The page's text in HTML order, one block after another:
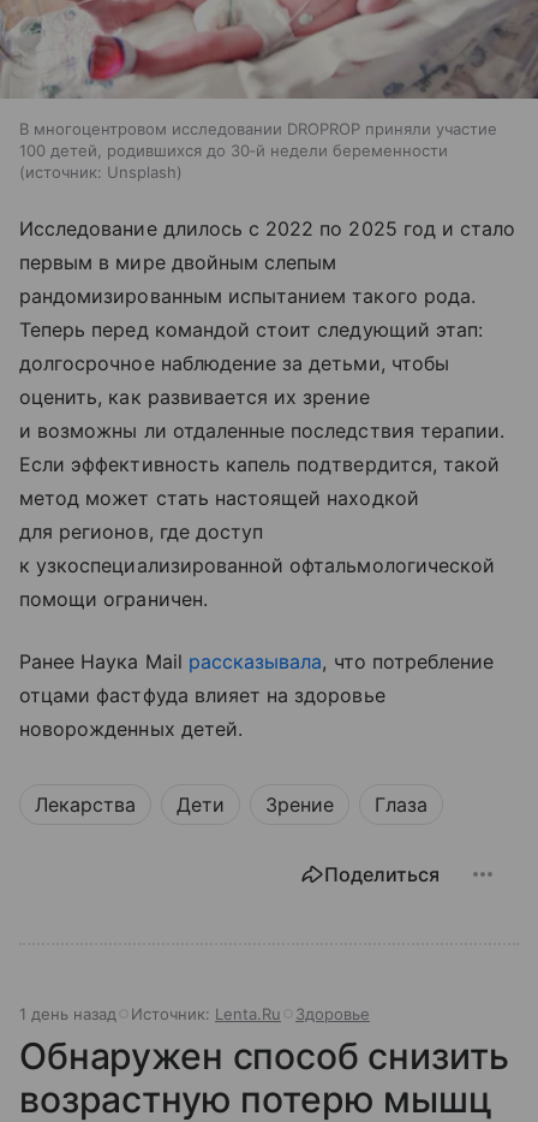
В многоцентровом исследовании DROPROP приняли участие
100 детей, родившихся до 30‑й недели беременности
источник: Unsplash
Исследование длилось с 2022 по 2025 год и стало
первым в мире двойным слепым
рандомизированным испытанием такого рода.
Теперь перед командой стоит следующий этап:
долгосрочное наблюдение за детьми, чтобы
оценить, как развивается их зрение
и возможны ли отдаленные последствия терапии.
Если эффективность капель подтвердится, такой
метод может стать настоящей находкой
для регионов, где доступ
к узкоспециализированной офтальмологической
помощи ограничен.
Ранее Наука Mail рассказывала, что потребление
отцами фастфуда влияет на здоровье
новорожденных детей.
Лекарства Дети Зрение Глаза
Поделиться
1 день назад Источник: Lenta.Ru Здоровье
Обнаружен способ снизить
возрастную потерю мышц